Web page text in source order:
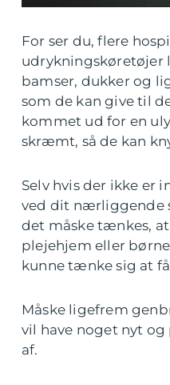
For ser du, flere
udrykningskøretøjer
bamser, dukker og
som de kan give til
kommet ud for en
skræmt, så de kan
Selv hvis der ikke er
ved dit nærliggende
det måske tænkes,
plejehjem eller
kunne tænke sig at
Måske ligefrem
vil have noget nyt
af.